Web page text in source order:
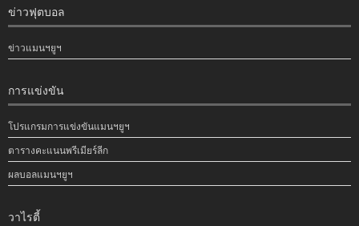
ข่าวฟุตบอล
ข่าวแมนฯยูฯ
การแข่งขัน
โปรแกรมการแข่งขันแมนฯยูฯ
ตารางคะแนนพรีเมียร์ลีก
ผลบอลแมนฯยูฯ
วาไรตี้